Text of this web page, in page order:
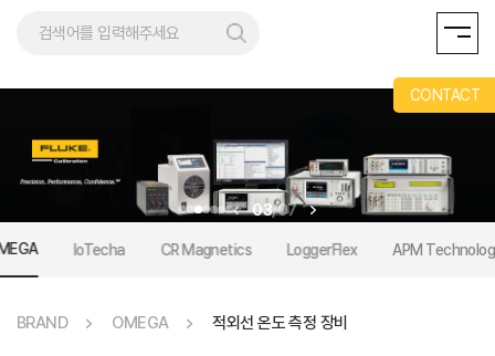
03/07
IoTecha CR Magnetics LoggerFlex APM
BRAND OMEGA 적외선 온도 측정 장비
CONTACT